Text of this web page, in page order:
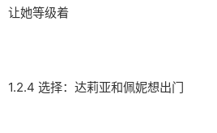
让她等级着
1.2.4 选择：达莉亚和佩妮想出门